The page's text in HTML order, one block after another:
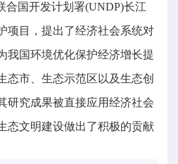
合国开发计划署(UNDP)长江
项目，提出了经济社会系统对
我国环境优化保护经济增长提
态市、生态示范区以及生态创
研究成果被直接应用经济社会
态文明建设做出了积极的贡献